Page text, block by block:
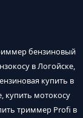
бензиновый
в Логойске,
купить в
купить мотокосу
триммер Profi в